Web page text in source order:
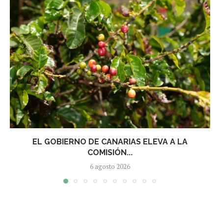
EL GOBIERNO DE CANARIAS ELEVA A LA
COMISIÓN...
6 agosto 2026